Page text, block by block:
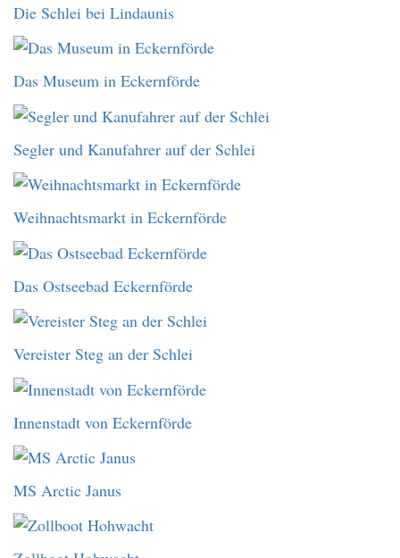
Die Schlei bei Lindaunis
Das Museum in Eckernförde
Segler und Kanufahrer auf der Schlei
Weihnachtsmarkt in Eckernförde
Das Ostseebad Eckernförde
Vereister Steg an der Schlei
Innenstadt von Eckernförde
MS Arctic Janus